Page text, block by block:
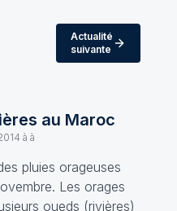
Actualité
suivante
au Maroc
à à
pluies orageuses
Les orages
oueds (rivières)